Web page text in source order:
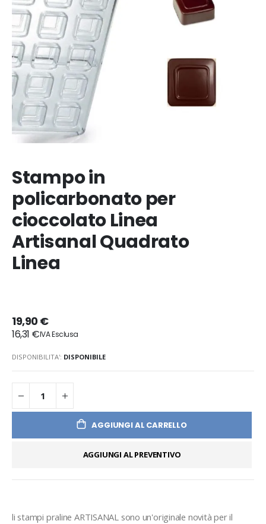
Stampo in
policarbonato per
cioccolato Linea
Artisanal Quadrato
Linea
19,90 €
16,31 €
DISPONIBILITA': DISPONIBILE
AGGIUNGI AL CARRELLO
AGGIUNGI AL PREVENTIVO
li stampi praline ARTISANAL sono un'originale novità per il